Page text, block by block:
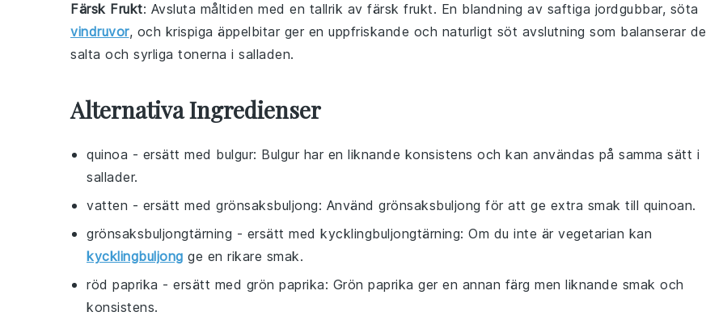
Färsk Frukt: Avsluta måltiden med en tallrik av färsk frukt. En blandning av saftiga jordgubbar, söta
vindruvor, och krispiga äppelbitar ger en uppfriskande och naturligt söt avslutning som balanserar de
salta och syrliga tonerna i salladen.
Alternativa Ingredienser
quinoa - ersätt med bulgur: Bulgur har en liknande konsistens och kan användas på samma sätt i
sallader.
vatten - ersätt med grönsaksbuljong: Använd grönsaksbuljong för att ge extra smak till quinoan.
grönsaksbuljongtärning - ersätt med kycklingbuljongtärning: Om du inte är vegetarian kan
kycklingbuljong ge en rikare smak.
röd paprika - ersätt med grön paprika: Grön paprika ger en annan färg men liknande smak och
konsistens.